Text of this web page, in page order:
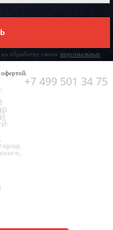
обработку своих персональных
+7 499 501 34 75